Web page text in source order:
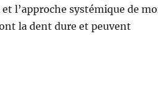
l’approche systémique de
la dent dure et peuvent